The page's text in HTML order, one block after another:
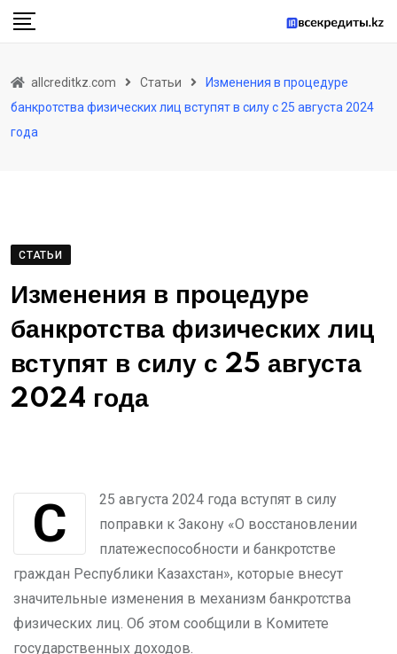
Skip
allcreditkz.com Статьи
Изменения в процедуре
банкротства физических лиц вступят в силу с 25 августа 2024
года
СТАТЬИ
Изменения в процедуре
банкротства физических лиц
вступят в силу с 25 августа
2024 года
С 25 августа 2024 года вступят в силу
поправки к Закону «О восстановлении
платежеспособности и банкротстве
граждан Республики Казахстан», которые внесут
значительные изменения в механизм банкротства
физических лиц. Об этом сообщили в Комитете
государственных доходов.